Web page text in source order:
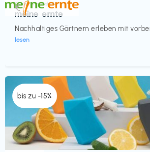
Küche & Haushalt
meine ernte
Nachhaltiges Gärtnern erleben mit
lesen
€‎
bis zu -15%